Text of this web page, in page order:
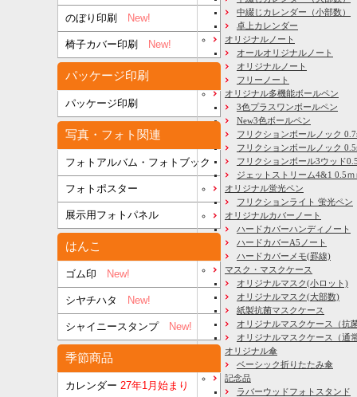
のぼり印刷 New!
椅子カバー印刷 New!
パッケージ印刷
パッケージ印刷
写真・フォト関連
フォトアルバム・フォトブック
フォトポスター
展示用フォトパネル
はんこ
ゴム印 New!
シヤチハタ New!
シャイニースタンプNew!
季節商品
カレンダー 27年1月始まり
中綴じカレンダー（小部数）
卓上カレンダー
オリジナルノート
オールオリジナルノート
オリジナルノート
フリーノート
オリジナル多機能ボールペン
3色プラスワンボールペン
New3色ボールペン
フリクションボールノック
フリクションボールノック
フリクションボール3ウッド
ジェットストリーム4&1 0.5ｍ
オリジナル蛍光ペン
フリクションライト 蛍光ペン
オリジナルカバーノート
ハードカバーハンディノート
ハードカバーA5ノート
ハードカバーメモ(罫線)
マスク・マスクケース
オリジナルマスク(小ロット)
オリジナルマスク(大部数)
紙製抗菌マスクケース
オリジナルマスクケース（抗
オリジナルマスクケース（通
オリジナル傘
ベーシック折りたたみ傘
記念品
ラバーウッドフォトスタンド